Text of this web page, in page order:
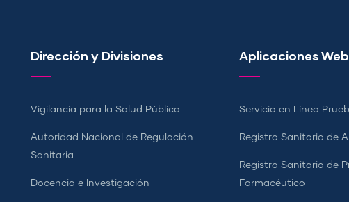
Dirección y Divisiones
Vigilancia para la Salud Pública
Autoridad Nacional de Regulación
Sanitaria
Docencia e Investigación
Aplicaciones Web
Servicio en Línea
Registro Sanitario de
Registro Sanitario de
Farmacéutico